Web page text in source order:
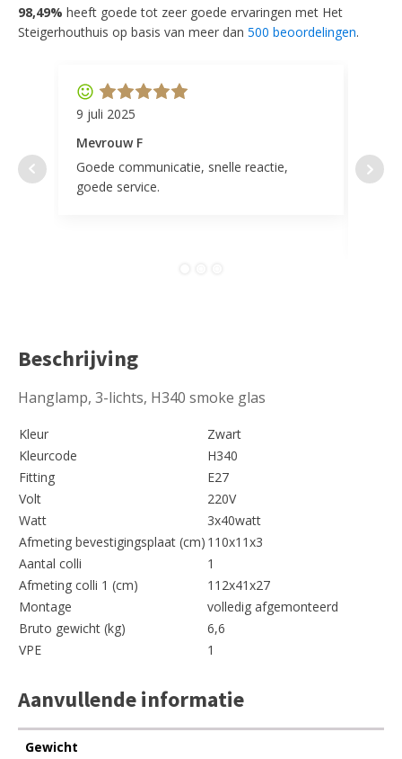
98,49% heeft goede tot zeer goede ervaringen met Het
Steigerhouthuis op basis van meer dan 500 beoordelingen.
9 juli 2025
Mevrouw F
Goede communicatie, snelle reactie,
goede service.
door
Beschrijving
Hanglamp, 3-lichts, H340 smoke glas
Kleur
Zwart
Kleurcode
H340
Fitting
E27
Volt
220V
Watt
3x40watt
Afmeting bevestigingsplaat (cm) 110x11x3
Aantal colli
1
Afmeting colli 1 (cm)
112x41x27
Montage
volledig afgemonteerd
Bruto gewicht (kg)
6,6
VPE
1
Aanvullende informatie
Gewicht